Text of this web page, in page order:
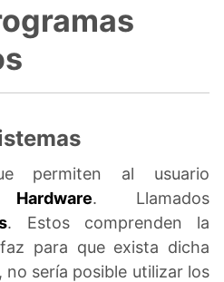
permiten al usuario
Hardware. Llamados
. Estos comprenden la
para que exista dicha
sería posible utilizar los